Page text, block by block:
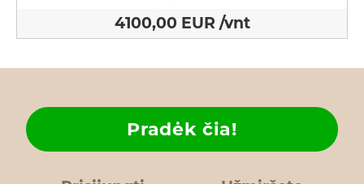
4100,00 EUR /vnt
Pradėk čia!